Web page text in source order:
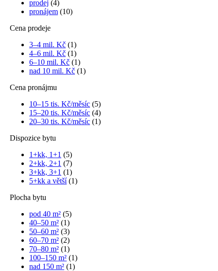
prodej (4)
pronájem (10)
Cena prodeje
3–4 mil. Kč (1)
4–6 mil. Kč (1)
6–10 mil. Kč (1)
nad 10 mil. Kč (1)
Cena pronájmu
10–15 tis. Kč/měsíc (5)
15–20 tis. Kč/měsíc (4)
20–30 tis. Kč/měsíc (1)
Dispozice bytu
1+kk, 1+1 (5)
2+kk, 2+1 (7)
3+kk, 3+1 (1)
5+kk a větší(1)
Plocha bytu
pod 40 m² (5)
40–50 m² (1)
50–60 m² (3)
60–70 m² (2)
70–80 m² (1)
100–150 m² (1)
nad 150 m² (1)